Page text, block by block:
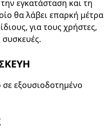
εγκατάσταση και τη
θα λάβει επαρκή μέτρα
για τους χρήστες,
εξουσιοδοτημένο